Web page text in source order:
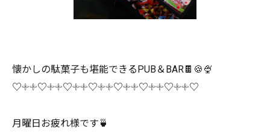
懐かしの駄菓子も堪能できるPUB＆BAR🍫🍪🍨
♡𓇬𓇬♡𓇬𓇬♡𓇬𓇬♡𓇬𓇬♡𓇬𓇬♡𓇬𓇬♡𓇬𓇬♡
月曜日お疲れ様です🍵